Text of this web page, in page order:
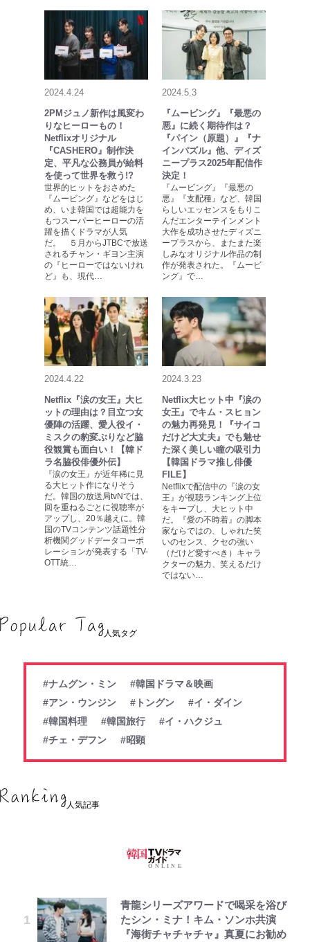
2024.4.24
2PMジュノ新作は風変わ
りなヒーローもの！
Netflixオリジナル
『CASHERO』制作決
定、平凡な公務員が給料
を使って世界を救う!?
世界的ヒットをおさめた
『ムービング』などをはじ
め、いま韓国では超能力を
もつスーパーヒーローの活
躍を描くドラマが人気
だ。 ５月からJTBCで放送
されるチャン・ギヨン主演
の『ヒーローではないけれ
ど』も、現代…
2024.5.3
『ムービング』『最悪の
悪』に続く期待作は？
『パイン（原題）』『ナ
インパズル』他、ディズ
ニープラス2025年配信作
決定！
『ムービング』『最悪の
悪』『支配種』など、韓国
らしいエッセンスをもりこ
んだエンターテインメント
大作を成功させたディズニ
ープラスから、またまた楽
しみなオリジナル作品の制
作が発表された。『ムービ
ング』で…
2024.4.22
Netflix『涙の女王』大ヒ
ットの理由は？目立つ女
優陣の活躍、愛人役イ・
ミスクの豹変ぶりなど脇
役観賞も面白い！【韓ド
ラ名脇役俳優外伝】
『涙の女王』が近年稀に見
る大ヒット作になりそう
だ。韓国の放送局tvNでは、
回を重ねるごとに視聴率が
アップし、20％越えに。韓
国のTVコンテンツ話題性分
析機関グッドデータコーポ
レーションが発表する「TV-
OTT統…
2024.3.23
Netflix大ヒット中『涙の
女王』でキム・スヒョン
の魅力再発見！『サイコ
だけど大丈夫』でも魅せ
た深く美しい瞳の吸引力
【韓国ドラマ推し俳優
FILE】
Netflixで配信中の『涙の女
王』が視聴ランキング上位
をキープし、大ヒット中
だ。『愛の不時着』の脚本
家ならではの、しゃれた笑
いのセンス、クセの強い
（だけど愛すべき）キャラ
クターの魅力、笑えるだけ
ではない…
人気タグ
#ナムグン・ミン
#韓国ドラマ＆映画
#アン・ウンジン
#トングン
#イ・ダイン
#韓国料理
#韓国旅行
#イ・ハクジュ
#チェ・デフン
#昭顕
人気記事
青龍シリーズアワードで喝采を浴び
たシン・ミナ！キム・ソンホ共演
『海街チャチャチャ』真夏にお勧め